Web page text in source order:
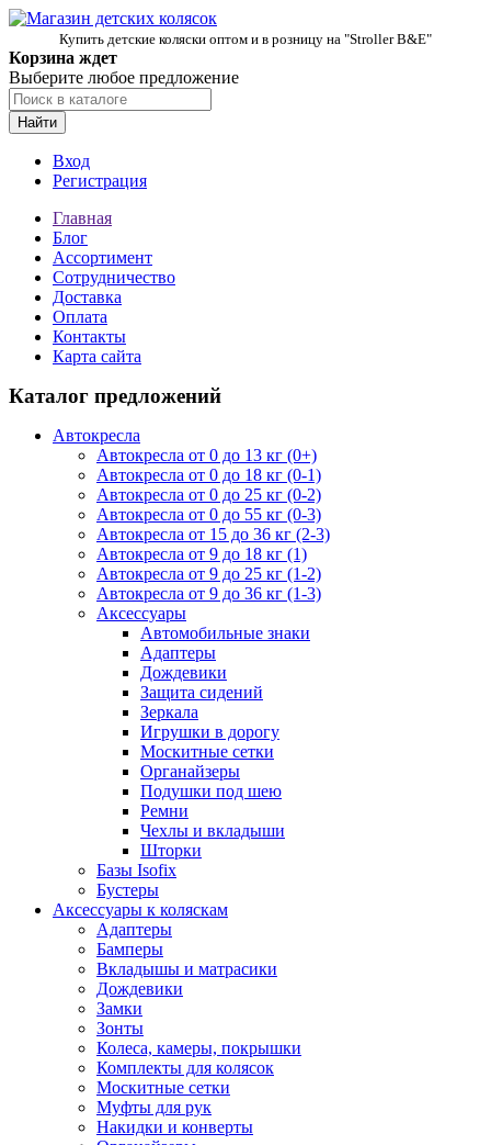
Купить детские коляски оптом и в розницу на "Stroller B&E"
Корзина ждет
Выберите любое предложение
Найти
Вход
Регистрация
Главная
Блог
Ассортимент
Сотрудничество
Доставка
Оплата
Контакты
Карта сайта
Каталог предложений
Автокресла
Автокресла от 0 до 13 кг (0+)
Автокресла от 0 до 18 кг (0-1)
Автокресла от 0 до 25 кг (0-2)
Автокресла от 0 до 55 кг (0-3)
Автокресла от 15 до 36 кг (2-3)
Автокресла от 9 до 18 кг (1)
Автокресла от 9 до 25 кг (1-2)
Автокресла от 9 до 36 кг (1-3)
Аксессуары
Автомобильные знаки
Адаптеры
Дождевики
Защита сидений
Зеркала
Игрушки в дорогу
Москитные сетки
Органайзеры
Подушки под шею
Ремни
Чехлы и вкладыши
Шторки
Базы Isofix
Бустеры
Аксессуары к коляскам
Адаптеры
Бамперы
Вкладышы и матрасики
Дождевики
Замки
Зонты
Колеса, камеры, покрышки
Комплекты для колясок
Москитные сетки
Муфты для рук
Накидки и конверты